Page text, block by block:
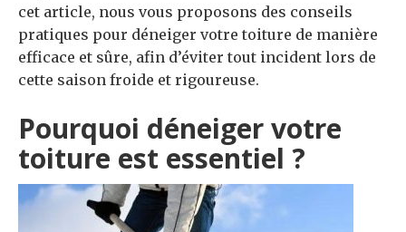
cet article, nous vous proposons des conseils
pratiques pour déneiger votre toiture de manière
efficace et sûre, afin d’éviter tout incident lors de
cette saison froide et rigoureuse.
Pourquoi déneiger votre
toiture est essentiel ?